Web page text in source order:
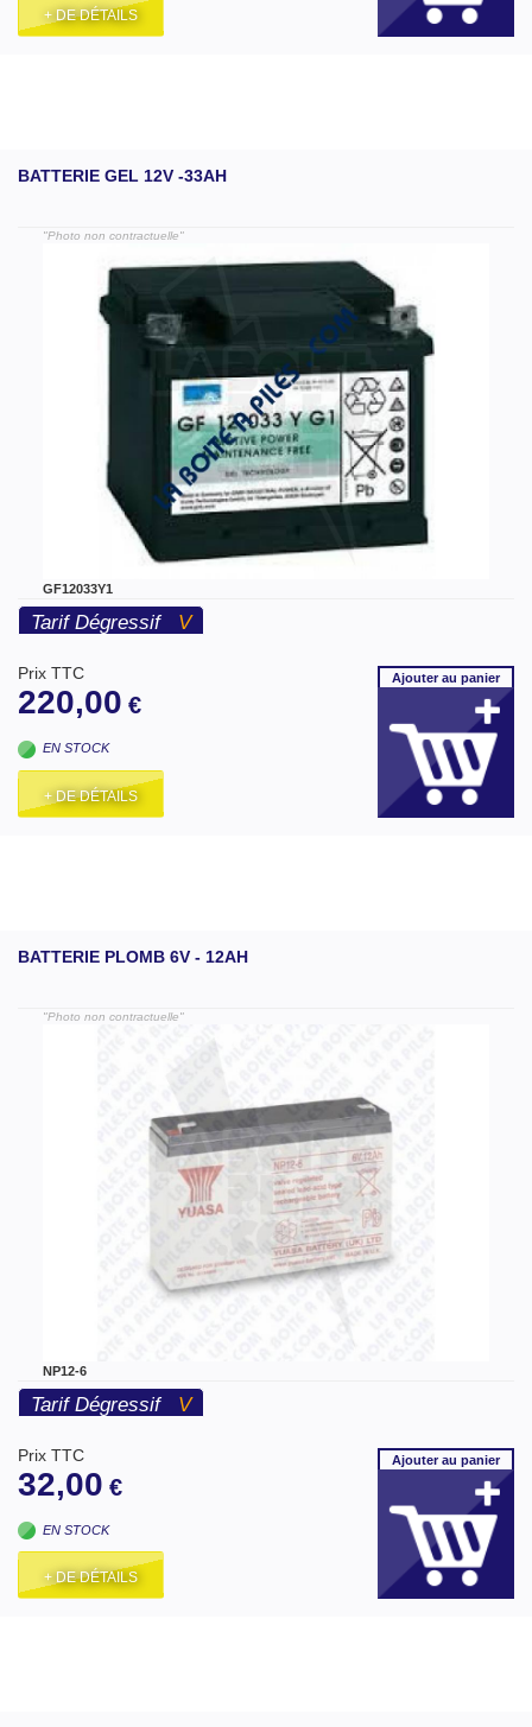
+ DE DÉTAILS
BATTERIE GEL 12V -33AH
"Photo non contractuelle"
GF12033Y1
Tarif Dégressif V
Prix TTC
220,00 €
EN STOCK
+ DE DÉTAILS
Ajouterau panier
BATTERIE PLOMB 6V - 12AH
"Photo non contractuelle"
NP12-6
Tarif Dégressif V
Prix TTC
32,00 €
EN STOCK
+ DE DÉTAILS
Ajouterau panier